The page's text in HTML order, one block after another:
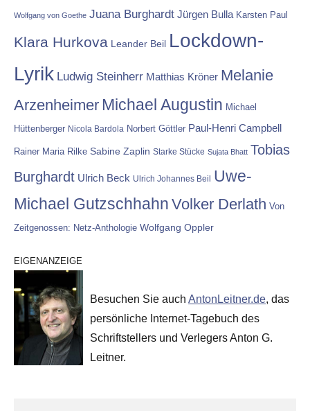
Wolfgang von Goethe Juana Burghardt Jürgen Bulla Karsten Paul
Klara Hurkova Leander Beil Lockdown-
Lyrik Ludwig Steinherr Matthias Kröner Melanie
Arzenheimer Michael Augustin Michael
Hüttenberger Nicola Bardola Norbert Göttler Paul-Henri Campbell
Rainer Maria Rilke Sabine Zaplin Starke Stücke Sujata Bhatt Tobias
Burghardt Ulrich Beck Ulrich Johannes Beil
Uwe-
Michael Gutzschhahn Volker Derlath Von
Zeitgenossen: Netz-Anthologie Wolfgang Oppler
EIGENANZEIGE
Besuchen Sie auch AntonLeitner.de, das
persönliche Internet-Tagebuch des
Schriftstellers und Verlegers Anton G.
Leitner.